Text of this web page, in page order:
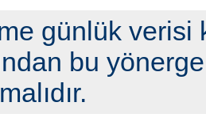
günlük verisi
bu